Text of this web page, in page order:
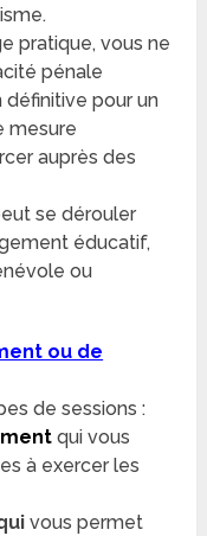
pratique, vous ne
pénale
pour un
mesure
auprès des
se dérouler
éducatif,
ou
ou de
de sessions :
qui vous
à exercer les
vous permet